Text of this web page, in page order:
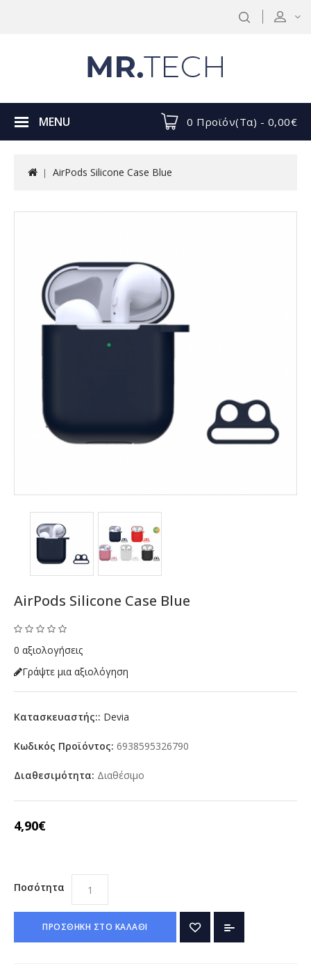
0 Προϊόν(τα) - 0,00€
MENU
AirPods Silicone Case Blue
AirPods Silicone Case Blue
0 αξιολογήσεις
Γράψτε μια αξιολόγηση
Κατασκευαστής:: Devia
Κωδικός Προϊόντος: 6938595326790
Διαθεσιμότητα: Διαθέσιμο
4,90€
Ποσότητα
ΠΡΟΣΘΗΚΗ ΣΤΟ ΚΑΛΑΘΙ